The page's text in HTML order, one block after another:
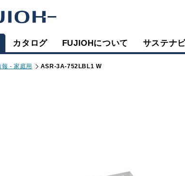
カタログ FUJIOHについて サステナ
報 - 家庭用 ASR-3A-752LBL1 W